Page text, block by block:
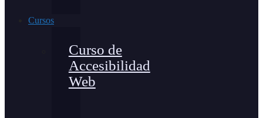
Cursos
Curso de
Accesibilidad
Web